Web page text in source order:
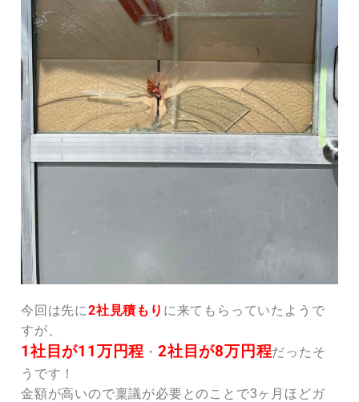
今回は先に2社見積もり に来てもらっていたようで
すが、
1社目が11万円程 ・2社目が8万円程だったそ
うです！
金額が高いので稟議が必要とのことで3ヶ月ほどガ